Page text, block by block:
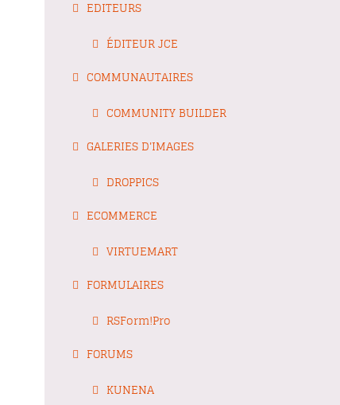
EDITEURS
ÉDITEUR JCE
COMMUNAUTAIRES
COMMUNITY BUILDER
GALERIES D'IMAGES
DROPPICS
ECOMMERCE
VIRTUEMART
FORMULAIRES
RSForm!Pro
FORUMS
KUNENA